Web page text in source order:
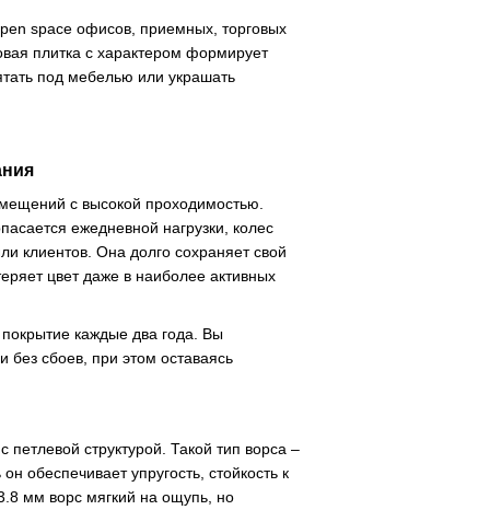
space офисов, приемных, торговых
плитка с характером формирует
под мебелью или украшать
с высокой проходимостью.
ежедневной нагрузки, колес
клиентов. Она долго сохраняет свой
цвет даже в наиболее активных
каждые два года. Вы
сбоев, при этом оставаясь
петлевой структурой. Такой тип ворса –
обеспечивает упругость, стойкость к
мм ворс мягкий на ощупь, но